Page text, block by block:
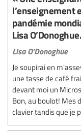
l’enseignement
pandémie
Lisa O’Donoghue.
Lisa O’Donoghue
Je soupirai en
une tasse de café
devant moi un
Bon, au boulot! Mes
clavier tandis que je